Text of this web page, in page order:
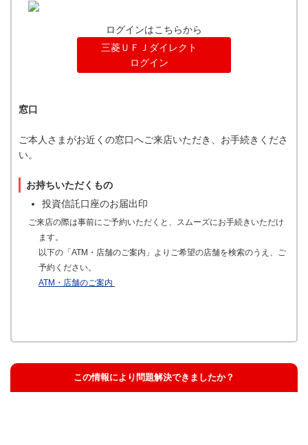
ログインはこちらから
三菱ＵＦＪダイレクト
ログイン
窓口
ご本人さまがお近くの窓口へご来店いただき、お手続きくださ
い。
お持ちいただくもの
投資信託口座のお届出印
ご来店の際は事前にご予約いただくと、スムーズにお手続きいただけ
ます。
以下の「ATM・店舗のご案内」よりご希望の店舗を検索のうえ、ご
予約ください。
ATM・店舗のご案内
この情報により問題解決できましたか？